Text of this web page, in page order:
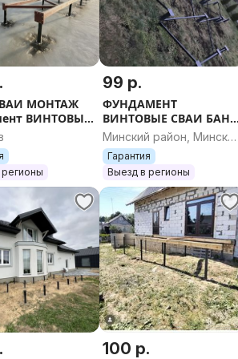
МОНТАЖ
ВИНТОВЫЕ
дом баня
пирс
забор
99 р.
ФУНДАМЕНТ
ВИНТОВЫЕ СВАИ БАНЯ
ДОМ АФРЕЙМ
КАРКАСНИК СИП
ТЕРРАСА ПИРС БЕСЕДКА
УЧАСТОК ПИРС ЗАБОР
БУР
Минский район, Минская
область
Гарантия
Выезд в регионы
100 р.